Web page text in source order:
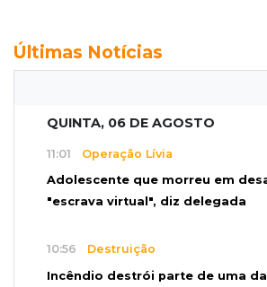
Últimas Notícias
QUINTA, 06 DE AGOSTO
11:01 Operação Lívia
Adolescente que morreu em
"escrava virtual", diz delegada
10:56 Destruição
Incêndio destrói parte de uma